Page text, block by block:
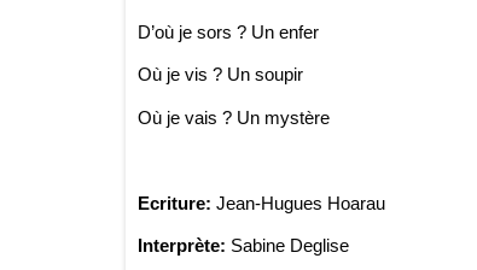
D’où je sors ? Un enfer
Où je vis ? Un soupir
Où je vais ? Un mystère
Ecriture: Jean-Hugues Hoarau
Interprète: Sabine Deglise